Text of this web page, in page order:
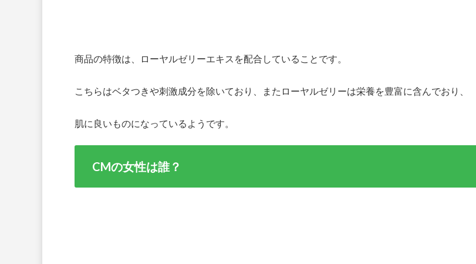
商品の特徴は、ローヤルゼリーエキスを配合していることです。
こちらはベタつきや刺激成分を除いており、またローヤルゼリーは栄養を豊富に含んでおり、
肌に良いものになっているようです。
CMの女性は誰？